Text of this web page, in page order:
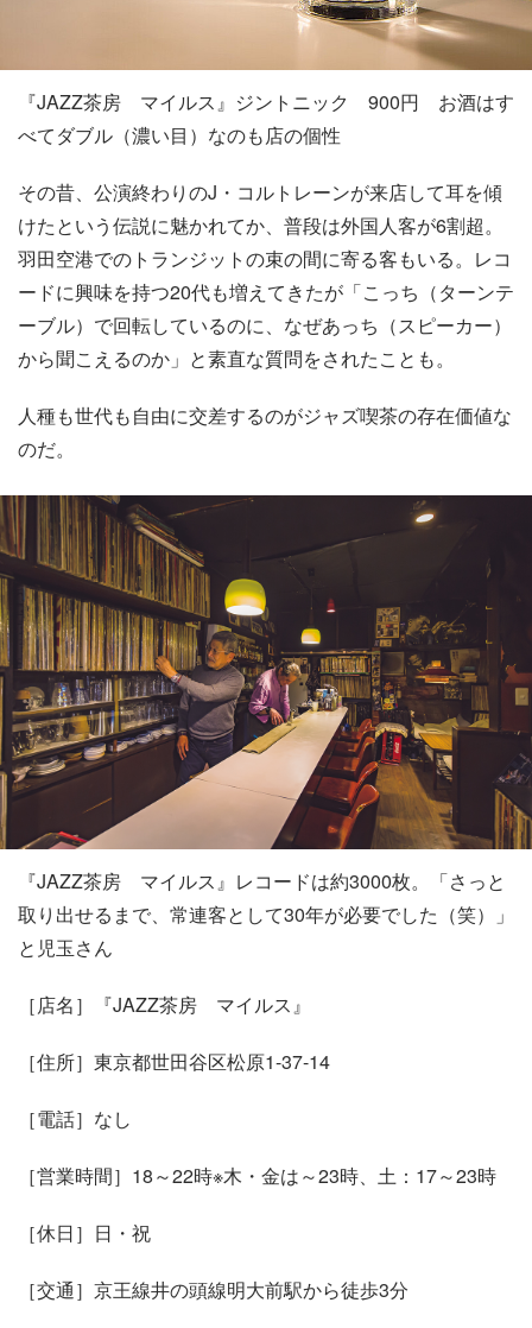
『JAZZ茶房 マイルス』ジントニック 900円 お酒はす
べてダブル（濃い目）なのも店の個性
その昔、公演終わりのJ・コルトレーンが来店して耳を傾
けたという伝説に魅かれてか、普段は外国人客が6割超。
羽田空港でのトランジットの束の間に寄る客もいる。レコ
ードに興味を持つ20代も増えてきたが「こっち（ターンテ
ーブル）で回転しているのに、なぜあっち（スピーカー）
から聞こえるのか」と素直な質問をされたことも。
人種も世代も自由に交差するのがジャズ喫茶の存在価値な
のだ。
『JAZZ茶房 マイルス』レコードは約3000枚。「さっと
取り出せるまで、常連客として30年が必要でした（笑）」
と児玉さん
［店名］『JAZZ茶房 マイルス』
［住所］東京都世田谷区松原1-37-14
［電話］なし
［営業時間］18～22時※木・金は～23時、土：17～23時
［休日］日・祝
［交通］京王線井の頭線明大前駅から徒歩3分